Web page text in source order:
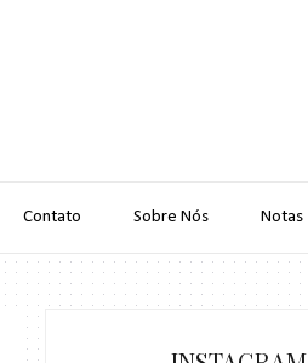
Contato Sobre Nós Notas